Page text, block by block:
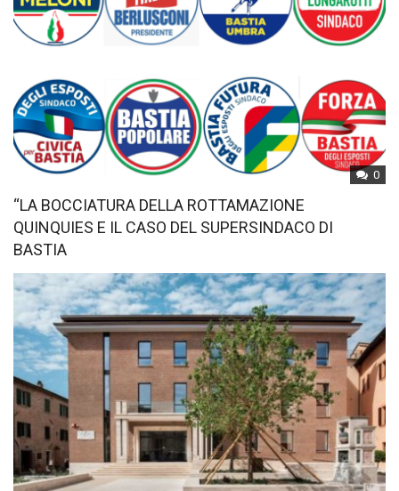
0
“LA BOCCIATURA DELLA ROTTAMAZIONE
QUINQUIES E IL CASO DEL SUPERSINDACO DI
BASTIA